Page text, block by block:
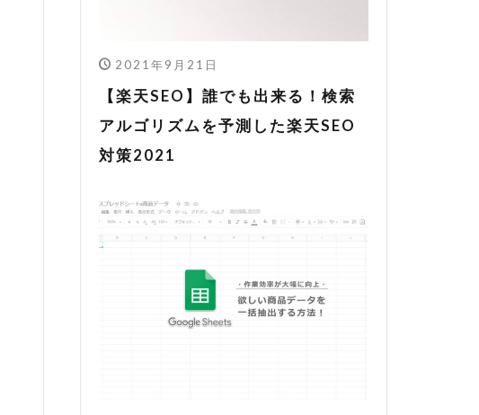
2021年9月21日
【楽天SEO】誰でも出来る！検索
アルゴリズムを予測した楽天SEO
対策2021